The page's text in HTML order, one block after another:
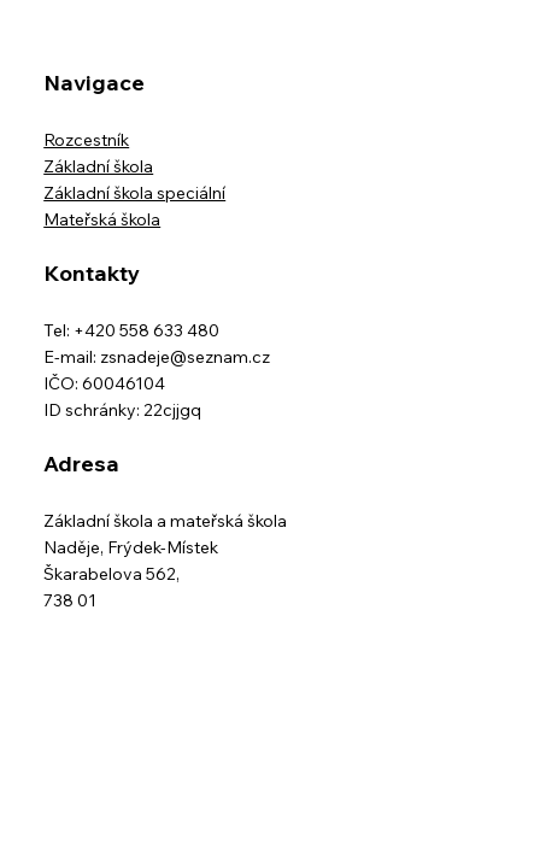
Navigace
Rozcestník
Základní škola
Základní škola speciální
Mateřská škola
Kontakty
Tel: +420 558 633 480
E-mail: zsnadeje@seznam.cz
IČO: 60046104
ID schránky: 22cjjgq
Adresa
Základní škola a mateřská škola
Naděje, Frýdek-Místek
Škarabelova 562,
738 01